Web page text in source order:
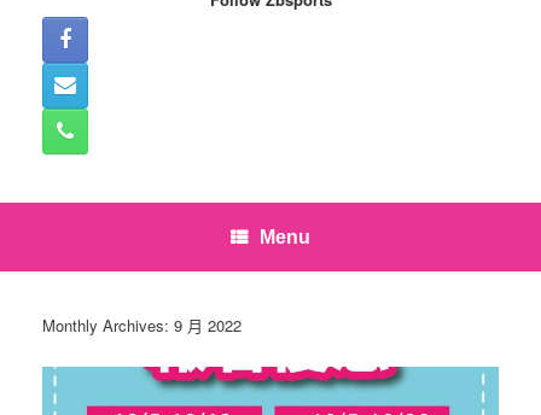
Menu
Monthly Archives: 9 月 2022